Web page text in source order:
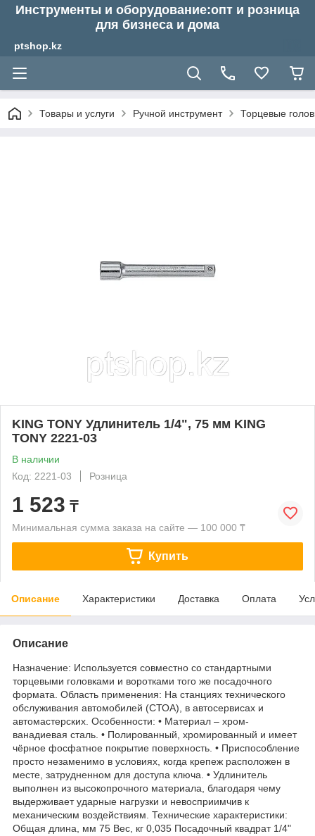
Инструменты и оборудование:опт и розница
для бизнеса и дома
ptshop.kz
Товары и услуги Ручной инструмент Торцевые
KING TONY Удлинитель 1/4", 75 мм KING
TONY 2221-03
В наличии
Код: 2221-03
Розница
1 523 ₸
Минимальная сумма заказа на сайте — 100 000 ₸
Купить
Описание Характеристики Доставка Оплата
Описание
Назначение: Используется совместно со стандартными
торцевыми головками и воротками того же посадочного
формата. Область применения: На станциях технического
обслуживания автомобилей (СТОА), в автосервисах и
автомастерских. Особенности: • Материал – хром-
ванадиевая сталь. • Полированный, хромированный и имеет
чёрное фосфатное покрытие поверхность. • Приспособление
просто незаменимо в условиях, когда крепеж расположен в
месте, затрудненном для доступа ключа. • Удлинитель
выполнен из высокопрочного материала, благодаря чему
выдерживает ударные нагрузки и невосприимчив к
механическим воздействиям. Технические характеристики:
Общая длина, мм 75 Вес, кг 0,035 Посадочный квадрат 1/4"